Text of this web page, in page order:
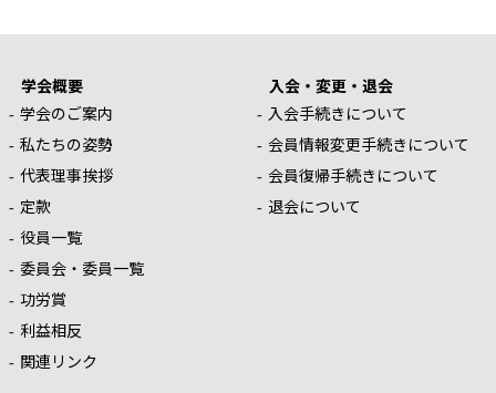
学会概要
学会のご案内
私たちの姿勢
代表理事挨拶
定款
役員一覧
委員会・委員一覧
功労賞
利益相反
関連リンク
入会・変更・退会
入会手続きについて
会員情報変更手続きについて
会員復帰手続きについて
退会について